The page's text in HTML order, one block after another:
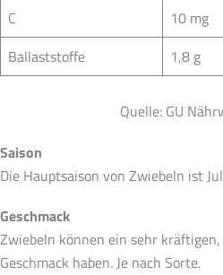
C
10 mg
Ballaststoffe
1,8 g
Quelle: GU
Saison
Die Hauptsaison von Zwiebeln ist
Geschmack
Zwiebeln können ein sehr
Geschmack haben. Je nach Sorte.